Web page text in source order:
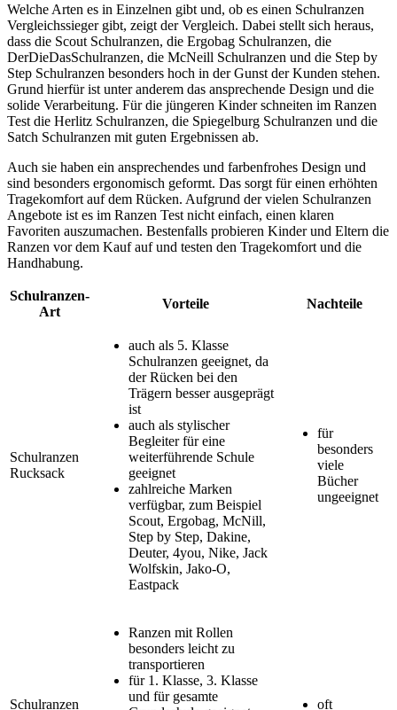
Welche Arten es in Einzelnen gibt und, ob es einen Schulranzen
Vergleichssieger gibt, zeigt der Vergleich. Dabei stellt sich heraus,
dass die Scout Schulranzen, die Ergobag Schulranzen, die
DerDieDasSchulranzen, die McNeill Schulranzen und die Step by
Step Schulranzen besonders hoch in der Gunst der Kunden stehen.
Grund hierfür ist unter anderem das ansprechende Design und die
solide Verarbeitung. Für die jüngeren Kinder schneiten im Ranzen
Test die Herlitz Schulranzen, die Spiegelburg Schulranzen und die
Satch Schulranzen mit guten Ergebnissen ab.
Auch sie haben ein ansprechendes und farbenfrohes Design und
sind besonders ergonomisch geformt. Das sorgt für einen erhöhten
Tragekomfort auf dem Rücken. Aufgrund der vielen Schulranzen
Angebote ist es im Ranzen Test nicht einfach, einen klaren
Favoriten auszumachen. Bestenfalls probieren Kinder und Eltern die
Ranzen vor dem Kauf auf und testen den Tragekomfort und die
Handhabung.
Schulranzen-
Art
Vorteile Nachteile
Schulranzen
Rucksack
auch als 5. Klasse
Schulranzen geeignet, da
der Rücken bei den
Trägern besser ausgeprägt
ist
auch als stylischer
Begleiter für eine
weiterführende Schule
geeignet
zahlreiche Marken
verfügbar, zum Beispiel
Scout, Ergobag, McNill,
Step by Step, Dakine,
Deuter, 4you, Nike, Jack
Wolfskin, Jako-O,
Eastpack
für
besonders
viele
Bücher
ungeeignet
Schulranzen
Ranzen mit Rollen
besonders leicht zu
transportieren
für 1. Klasse, 3. Klasse
und für gesamte
oft